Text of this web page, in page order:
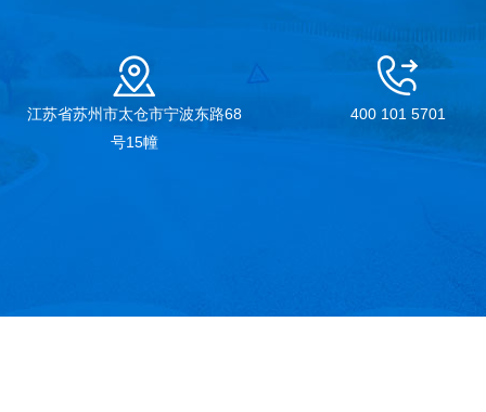
江苏省苏州市太仓市宁波东路68
号15幢
400 101 5701